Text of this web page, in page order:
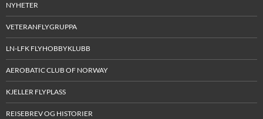
NYHETER
VETERANFLYGRUPPA
LN-LFK FLYHOBBYKLUBB
AEROBATIC CLUB OF NORWAY
KJELLER FLYPLASS
REISEBREV OG HISTORIER